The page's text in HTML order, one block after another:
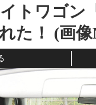
トワゴン
た！ (画像